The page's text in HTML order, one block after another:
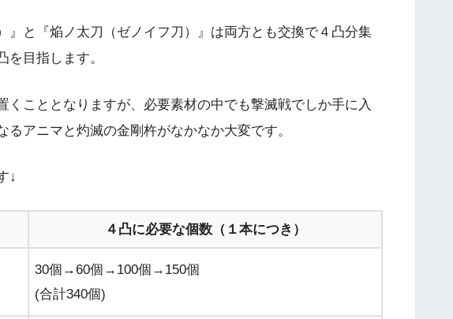
』と『焔ノ太刀（ゼノイフ刀）』は両方とも交換で４凸分集
を目指します。
くこととなりますが、必要素材の中でも撃滅戦でしか手に入
るアニマと灼滅の金剛杵がなかなか大変です。
↓
４凸に必要な個数（１本につき）
30個→60個→100個→150個
(合計340個)